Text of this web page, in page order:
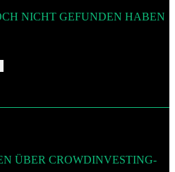
NICHT GEFUNDEN HABEN
ÜBER CROWDINVESTING-